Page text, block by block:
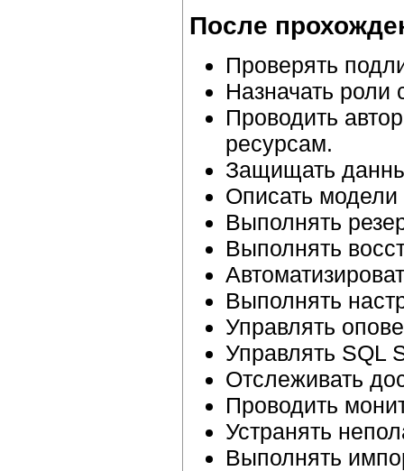
После
Проверять
Назначать роли
Проводить
ресурсам.
Защищать
Описать модели
Выполнять
Выполнять
Выполнять
Управлять
Управлять SQL
Отслеживать
Проводить
Устранять
Выполнять